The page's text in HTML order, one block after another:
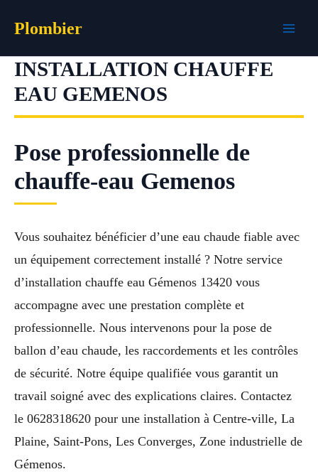
Plombier
INSTALLATION CHAUFFE
EAU GEMENOS
Pose professionnelle de
chauffe-eau Gemenos
Vous souhaitez bénéficier d’une eau chaude fiable avec
un équipement correctement installé ? Notre service
d’installation chauffe eau Gémenos 13420 vous
accompagne avec une prestation complète et
professionnelle. Nous intervenons pour la pose de
ballon d’eau chaude, les raccordements et les contrôles
de sécurité. Notre équipe qualifiée vous garantit un
travail soigné avec des explications claires. Contactez
le 0628318620 pour une installation à Centre-ville, La
Plaine, Saint-Pons, Les Converges, Zone industrielle de
Gémenos.